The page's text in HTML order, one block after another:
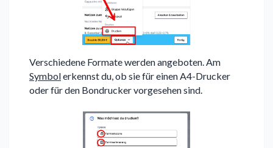
Verschiedene Formate werden angeboten. Am
Symbolerkennst du, ob sie für einen A4-Drucker
oder für den Bondrucker vorgesehen sind.